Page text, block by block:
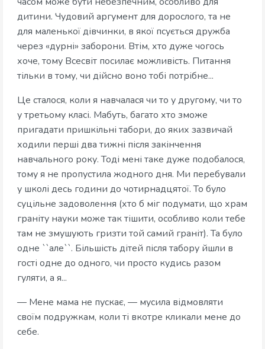
дитини. Чудовий аргумент для дорослого, та не
для маленької дівчинки, в якої псується дружба
через «дурні» заборони. Втім, хто дуже чогось
хоче, тому Всесвіт посилає можливість. Питання
тільки в тому, чи дійсно воно тобі потрібне...
Це сталося, коли я навчалася чи то у другому, чи то
у третьому класі. Мабуть, багато хто зможе
пригадати пришкільні табори, до яких зазвичай
ходили перші два тижні після закінчення
навчального року. Тоді мені таке дуже подобалося,
тому я не пропустила жодного дня. Ми перебували
у школі десь години до чотирнадцятої. То було
суцільне задоволення (хто б міг подумати, що храм
граніту науки може так тішити, особливо коли тебе
там не змушують гризти той самий граніт). Та було
одне ``але``. Більшість дітей після табору йшли в
гості одне до одного, чи просто кудись разом
гуляти, а я...
— Мене мама не пускає, — мусила відмовляти
своїм подружкам, коли ті вкотре кликали мене до
себе.